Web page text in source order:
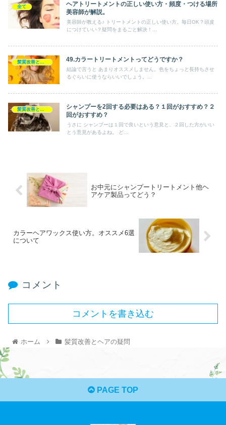
全て
ヘアトリートメントの正しい使い方・頻度・つける場所
美容師が解説。
美容師が教える♪ トリートメントの正しい使い方。毎日OK？頭皮
につけていい？疑問をまるごと解決！...
髪質改善とヘアの疑問 49.カラートリートメントってどうですか？
結論で言うと あまりオススメしません。色をちょっと長持ちさせ
るぐらいに使うならいいでしょう。...
シャンプーを2回する必要はある？１回がおすすめ？２
回がおすすめ？
うさに シャンプーは１回で良いという意見と、２回した方がいい
とう意見があるよね。 ど...
お中元にシャンプートリートメント他ヘ
アケア製品ってどう？
カラーヘアワックス使い方。オススメ6選
について
コメント
コメントを書き込む
ホーム 髪質改善とヘアの疑問
PAGE TOP